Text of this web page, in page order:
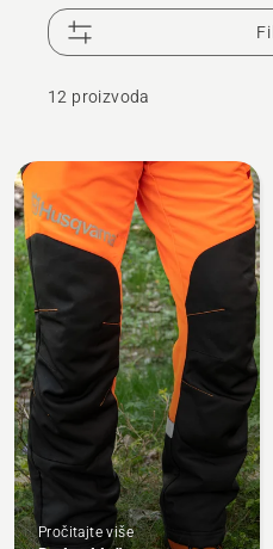
hlača. Dizajnirane za
idealne su za poslove
12 proizvoda
Učitaj
sve
proizvode
Pročitajte više